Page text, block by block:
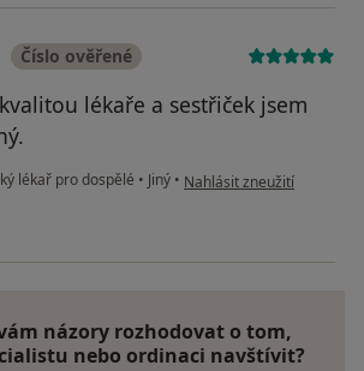
Číslo ověřené
lékaře a sestřiček jsem
lékař pro dospělé • Jiný • podle názoru uživatele
Nahlásit zneužití
názory rozhodovat o tom,
nebo ordinaci navštívit?